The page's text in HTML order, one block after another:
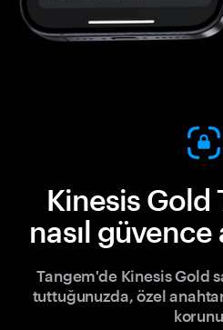
Kinesis Gold
nasıl güvence
Tangem'de Kinesis Gold
tuttuğunuzda, özel